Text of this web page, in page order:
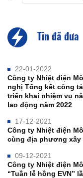
Tin đã đưa
22-01-2022
Công ty Nhiệt điện
nghị Tổng kết công
triển khai nhiệm vụ
lao động năm 2022
17-12-2021
Công ty Nhiệt điện
cùng địa phương
09-12-2021
Công ty Nhiệt điện
“Tuần lễ hồng EVN”